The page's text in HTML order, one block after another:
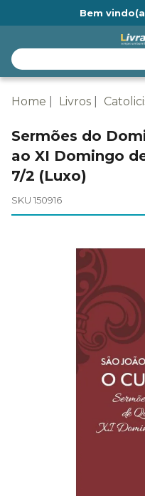
Bem
Home Livros
Sermões do
ao XI Domingo
7/2 (Luxo)
SKU 150916